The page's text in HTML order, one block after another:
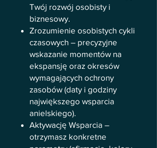
Twój rozwój osobisty i
biznesowy.
Zrozumienie osobistych cykli
czasowych – precyzyjne
wskazanie momentów na
ekspansję oraz okresów
wymagających ochrony
zasobów (daty i godziny
największego wsparcia
anielskiego).
Aktywację Wsparcia –
otrzymasz konkretne